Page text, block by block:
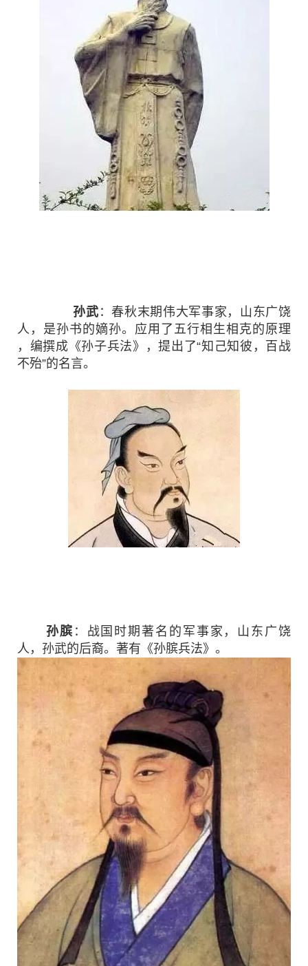
孙武 ：春秋末期伟大军事家，山东广饶
人，是孙书的嫡孙。应用了五行相生相克的原理
，编撰成《孙子兵法》，提出了“知己知彼，百战
不殆”的名言。
孙膑 ：战国时期著名的军事家，山东广饶